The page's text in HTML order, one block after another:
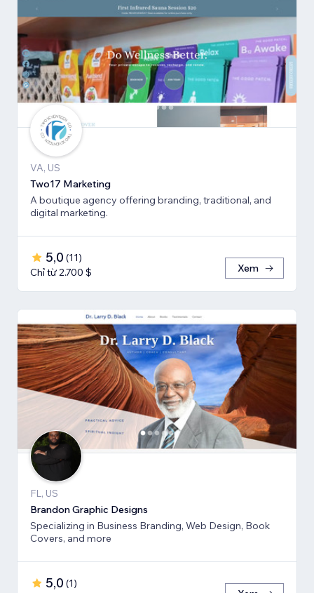
VA, US
Two17 Marketing
A boutique agency offering branding, traditional, and
digital marketing.
5,0 (11)
Chỉ từ 2.700 $
Xem
FL, US
Brandon Graphic Designs
Specializing in Business Branding, Web Design, Book
Covers, and more
5,0 (1)